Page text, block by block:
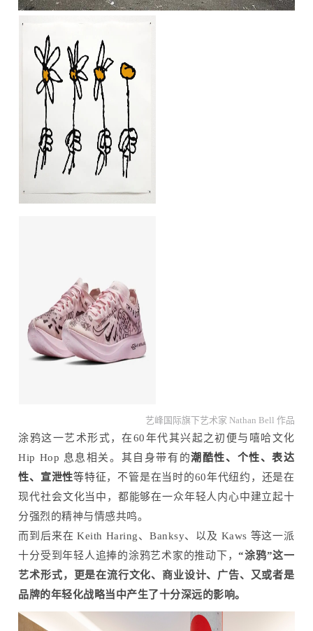
艺峰国际旗下艺术家 Nathan Bell 作品
涂鸦这一艺术形式，在60年代其兴起之初便与嘻哈文化
Hip Hop 息息相关。其自身带有的潮酷性、个性、表达
性、宣泄性等特征，不管是在当时的60年代纽约，还是在
现代社会文化当中，都能够在一众年轻人内心中建立起十
分强烈的精神与情感共鸣。
而到后来在 Keith Haring、Banksy、以及 Kaws 等这一派
十分受到年轻人追捧的涂鸦艺术家的推动下，“涂鸦”这一
艺术形式，更是在流行文化、商业设计、广告、又或者是
品牌的年轻化战略当中产生了十分深远的影响。